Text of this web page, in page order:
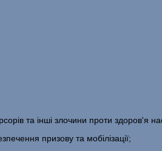
та інші злочини проти здоров'я
при­зову та мобілізації;